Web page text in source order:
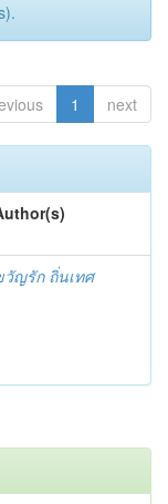
1 next
วัญรัก ถิ่นเทศ